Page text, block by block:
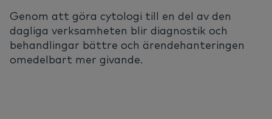
Genom att göra cytologi till en del av den
dagliga verksamheten blir diagnostik och
behandlingar bättre och ärendehanteringen
omedelbart mer givande.